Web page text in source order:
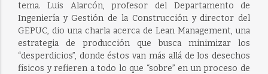
tema. Luis Alarcón, profesor del Departamento de
Ingeniería y Gestión de la Construcción y director del
GEPUC, dio una charla acerca de Lean Management, una
estrategia de producción que busca minimizar los
“desperdicios”, donde éstos van más allá de los desechos
físicos y refieren a todo lo que “sobre” en un proceso de